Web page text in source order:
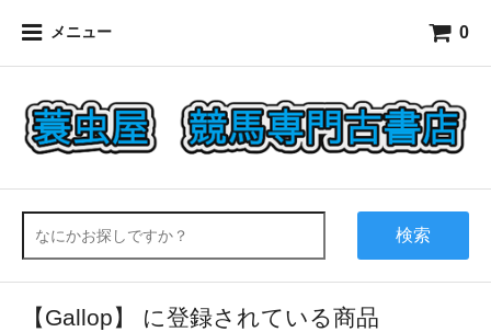
メニュー 0
検索
【Gallop】 に登録されている商品